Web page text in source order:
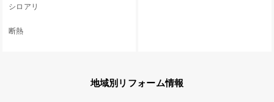
シロアリ
断熱
地域別リフォーム情報